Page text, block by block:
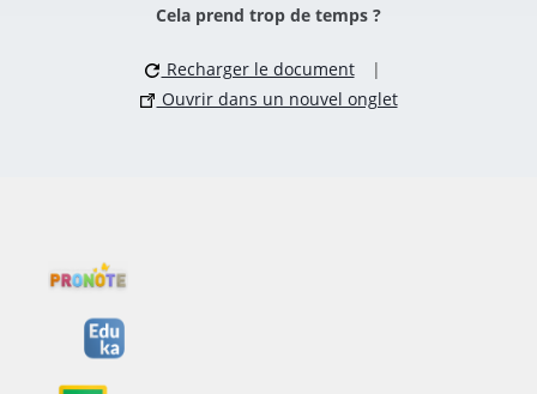
Cela prend trop de temps ?
Recharger le document
|
Ouvrir dans un nouvel onglet